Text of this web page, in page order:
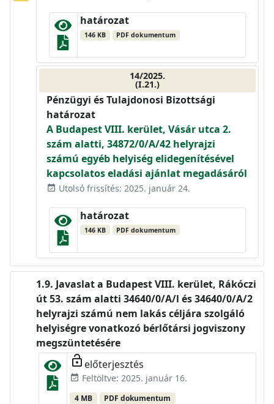
határozat
146 KB PDF dokumentum
14/2025.
(I.21.)
Pénzügyi és Tulajdonosi Bizottsági
határozat
A Budapest VIII. kerület, Vásár utca 2.
szám alatti, 34872/0/A/42 helyrajzi
számú egyéb helyiség elidegenítésével
kapcsolatos eladási ajánlat megadásáról
event_available Utolsó frissítés: 2025. január 24.
határozat
146 KB PDF dokumentum
Javaslat a Budapest VIII. kerület, Rákóczi
út 53. szám alatti 34640/0/A/l és 34640/0/A/2
helyrajzi számú nem lakás céljára szolgáló
helyiségre vonatkozó bérlőtársi jogviszony
megszüntetésére
lock_open előterjesztés
event_available Feltöltve: 2025. január 16.
4 MB PDF dokumentum